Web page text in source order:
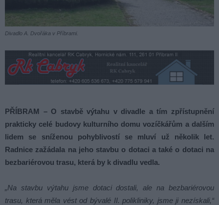
Divadlo A. Dvořáka v Příbrami.
PŘÍBRAM – O stavbě výtahu v divadle a tím zpřístupnění
prakticky celé budovy kulturního domu vozíčkářům a dalším
lidem se sníženou pohyblivostí se mluví už několik let.
Radnice zažádala na jeho stavbu o dotaci a také o dotaci na
bezbariérovou trasu, která by k divadlu vedla.
„Na stavbu výtahu jsme dotaci dostali, ale na bezbariérovou
trasu, která měla vést od bývalé II. polikliniky, jsme ji nezískali,“